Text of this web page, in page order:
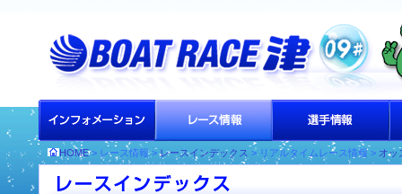
HOME> レース情報 >レースインデックス > リアルタイムレース情報 > オッ